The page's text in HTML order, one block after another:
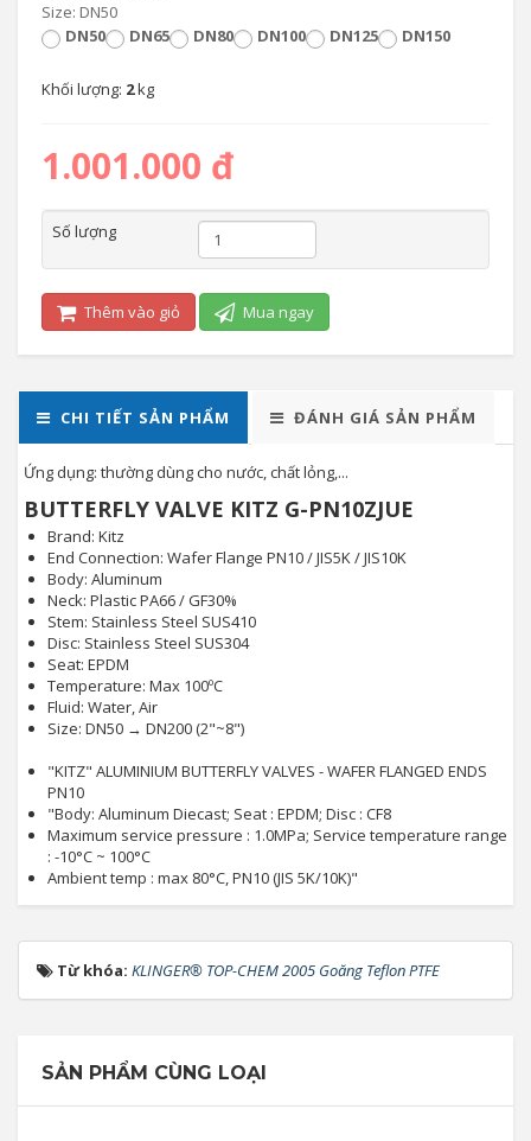
Size: DN50
DN50
DN65 DN80 DN100 DN125 DN150
Khối lượng: 2kg
1.001.000 đ
Số lượng
Thêm vào giỏ Mua ngay
CHI TIẾT SẢN PHẨM ĐÁNH GIÁ SẢN PHẨM
Ứng dụng: thường dùng cho nước, chất lỏng,...
BUTTERFLY VALVE KITZ G-PN10ZJUE
Brand: Kitz
End Connection: Wafer Flange PN10 / JIS5K / JIS10K
Body: Aluminum
Neck: Plastic PA66 / GF30%
Stem: Stainless Steel SUS410
Disc: Stainless Steel SUS304
Seat: EPDM
Temperature: Max 100ºC
Fluid: Water, Air
Size: DN50 → DN200 (2"~8")
"KITZ" ALUMINIUM BUTTERFLY VALVES - WAFER FLANGED ENDS
PN10
"Body: Aluminum Diecast; Seat : EPDM; Disc : CF8
Maximum service pressure : 1.0MPa; Service temperature range
: -10°C ~ 100°C
Ambient temp : max 80°C, PN10 (JIS 5K/10K)"
Từ khóa: KLINGER® TOP-CHEM 2005 Goăng Teflon PTFE
SẢN PHẨM CÙNG LOẠI